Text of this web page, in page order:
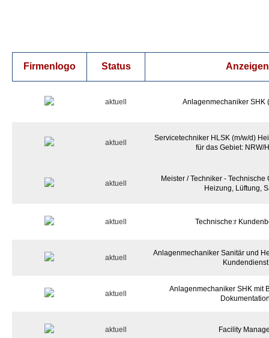
Firmenlogo Status
aktuell Anlagenmechaniker SHK
aktuell
Servicetechniker HLSK (m/w/d)
für das Gebiet: NRW/
aktuell
Meister / Techniker -
Heizung, Lüftung,
aktuell Technische:r
aktuell
Anlagenmechaniker Sanitär und
aktuell
Anlagenmechaniker SHK mit
aktuell Facility